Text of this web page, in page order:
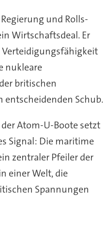
und Rolls-
Wirtschaftsdeal. Er
nukleare
britischen
Schub.
Atom-U-Boote setzt
Signal: Die maritime
zentraler Pfeiler der
einer Welt, die
Spannungen